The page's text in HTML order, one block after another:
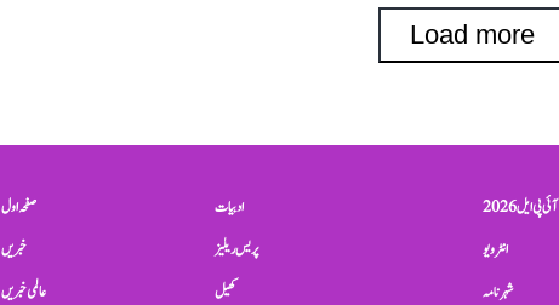
Load more
صفحہ اول
خبریں
عالمی خبریں
ادبیات
پریس ریلیز
کھیل
آئی پی ایل 2026
انٹرویو
شہرنامہ